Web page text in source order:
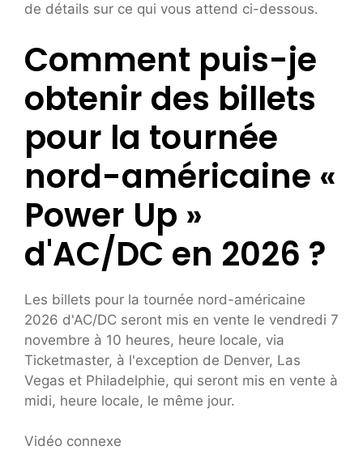
de détails sur ce qui vous attend ci-dessous.
Comment puis-je
obtenir des billets
pour la tournée
nord-américaine «
Power Up »
d'AC/DC en 2026 ?
Les billets pour la tournée nord-américaine
2026 d'AC/DC seront mis en vente le vendredi 7
novembre à 10 heures, heure locale, via
Ticketmaster, à l'exception de Denver, Las
Vegas et Philadelphie, qui seront mis en vente à
midi, heure locale, le même jour.
Vidéo connexe